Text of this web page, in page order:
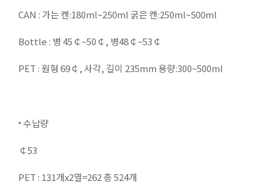
CAN : 가는 캔:180ml~250ml 굵은 캔:250ml~500ml
Bottle : 병 45￠~50￠, 병48￠~53￠
PET : 원형 69￠, 사각, 길이 235mm 용량:300~500ml
* ​ 수납량
￠53
PET : 131개x2열=262 총 524개